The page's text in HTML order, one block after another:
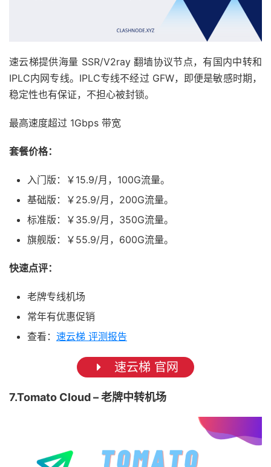
速云梯提供海量 SSR/V2ray 翻墙协议节点，有国内中转和
IPLC内网专线。IPLC专线不经过 GFW，即便是敏感时期，
稳定性也有保证，不担心被封锁。
最高速度超过 1Gbps 带宽
套餐价格：
入门版：￥15.9/月，100G流量。
基础版：￥25.9/月，200G流量。
标准版：￥35.9/月，350G流量。
旗舰版：￥55.9/月，600G流量。
快速点评：
老牌专线机场
常年有优惠促销
查看： 速云梯 评测报告
速云梯 官网
7.Tomato Cloud – 老牌中转机场